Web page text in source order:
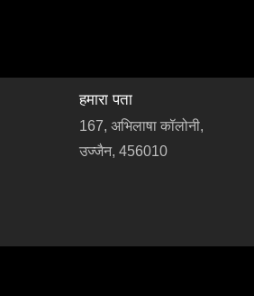
हमारा पता
167, अभिलाषा कॉलोनी,
उज्जैन, 456010